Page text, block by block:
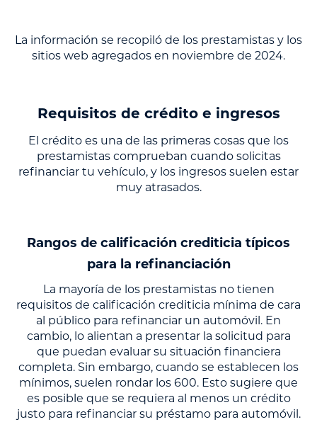
La información se recopiló de los prestamistas y los
sitios web agregados en noviembre de 2024.
Requisitos de crédito e ingresos
El crédito es una de las primeras cosas que los
prestamistas comprueban cuando solicitas
refinanciar tu vehículo, y los ingresos suelen estar
muy atrasados.
Rangos de calificación crediticia típicos
para la refinanciación
La mayoría de los prestamistas no tienen
requisitos de calificación crediticia mínima de cara
al público para refinanciar un automóvil. En
cambio, lo alientan a presentar la solicitud para
que puedan evaluar su situación financiera
completa. Sin embargo, cuando se establecen los
mínimos, suelen rondar los 600. Esto sugiere que
es posible que se requiera al menos un crédito
justo para refinanciar su préstamo para automóvil.